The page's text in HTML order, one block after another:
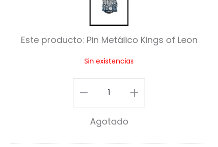
i
n
M
e
l
Este producto: Pin Metálico Kings of Leon
Sin existencias
Pin
Metálico
Kings
Agotado